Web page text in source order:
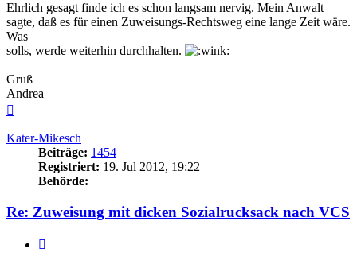
Ehrlich gesagt finde ich es schon langsam nervig. Mein Anwalt
sagte, daß es für einen Zuweisungs-Rechtsweg eine lange Zeit wäre.
Was
solls, werde weiterhin durchhalten.
Gruß
Andrea
Kater-Mikesch
Beiträge: 1454
Registriert: 19. Jul 2012, 19:22
Behörde:
Re: Zuweisung mit dicken Sozialrucksack nach VCS